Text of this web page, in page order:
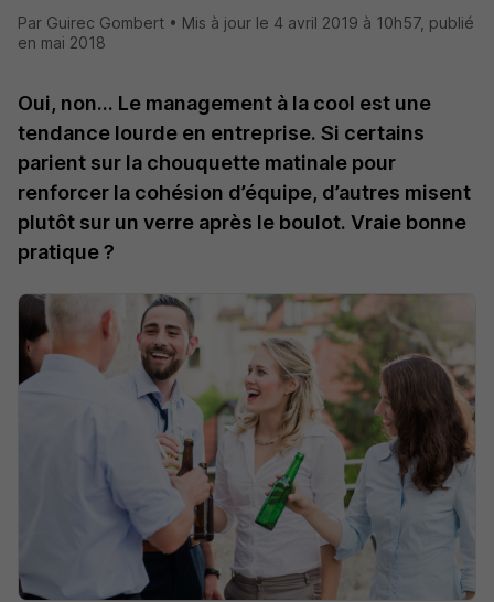
Par Guirec Gombert • Mis à jour le 4 avril 2019 à 10h57, publié
en mai 2018
Oui, non… Le management à la cool est une
tendance lourde en entreprise. Si certains
parient sur la chouquette matinale pour
renforcer la cohésion d’équipe, d’autres misent
plutôt sur un verre après le boulot. Vraie bonne
pratique ?